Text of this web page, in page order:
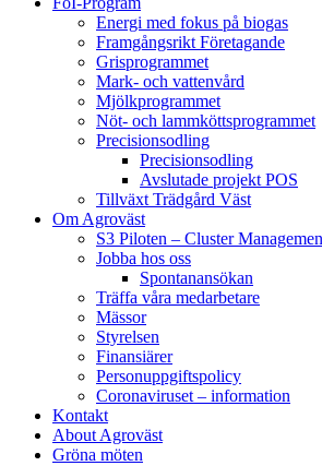
Energi med fokus på biogas
Framgångsrikt Företagande
Grisprogrammet
Mark- och vattenvård
Mjölkprogrammet
Nöt- och lammköttsprogrammet
Precisionsodling
Precisionsodling
Avslutade projekt POS
Tillväxt Trädgård Väst
Om Agroväst
S3 Piloten – Cluster
Jobba hos oss
Spontanansökan
Träffa våra medarbetare
Mässor
Styrelsen
Finansiärer
Personuppgiftspolicy
Coronaviruset – information
Kontakt
About Agroväst
Gröna möten